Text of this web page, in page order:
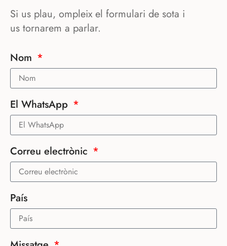
Si us plau, ompleix el formulari de sota i
us tornarem a parlar.
Nom
El WhatsApp
Correu electrònic
País